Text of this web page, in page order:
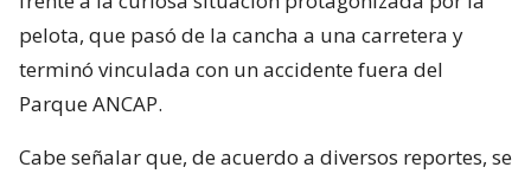
pelota, que pasó de la cancha a una carretera y
terminó vinculada con un accidente fuera del
Parque ANCAP.
Cabe señalar que, de acuerdo a diversos reportes, se